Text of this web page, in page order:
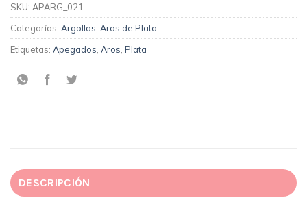
SKU: APARG_021
Categorías: Argollas Aros de Plata
Etiquetas: Apegados Aros Plata
DESCRIPCIÓN